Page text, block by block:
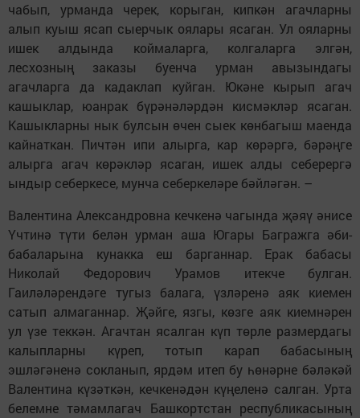
чабып, урманда черек, корыган, кипкән агачларны
алып куыш ясап сыерчык оялары ясаган. Ул ояларны
ишек алдында коймаларга, колгаларга элгән,
лесхозның заказы буенча урман авызындагы
агачларга да кадаклап куйган. Юкәне кырып агач
кашыклар, юанрак бүрәнәләрдән кисмәкләр ясаган.
Кашыкларны нык булсын өчен сыек көнбагыш маенда
кайнаткан. Пичтән ипи алырга, кар көрәргә, бәрәңге
алырга агач көрәкләр ясаган, ишек алды себерергә
ындыр себеркесе, мунча себеркеләре бәйләгән. –
Валентина Александровна кечкенә чагында җәяү әнисе
Үчтинә түти белән урман аша Югары Багражга әби-
бабаларына кунакка еш барганнар. Ерак бабасы
Николай Федорович Урамов итекче булган.
Гаиләләрендәге тугыз балага, үзләренә аяк киемен
сатып алмаганнар. Җәйге, язгы, көзге аяк киемнәрен
ул үзе теккән. Агачтан ясалган күп төрле размердагы
калыпларны күреп, тотып карап бабасының
эшләгәненә сокланып, ярдәм итеп бу һөнәрне бәләкәй
Валентина күзәткән, кечкенәдән күңеленә салган. Урта
белемне тәмамлагач Башкортстан республикасының